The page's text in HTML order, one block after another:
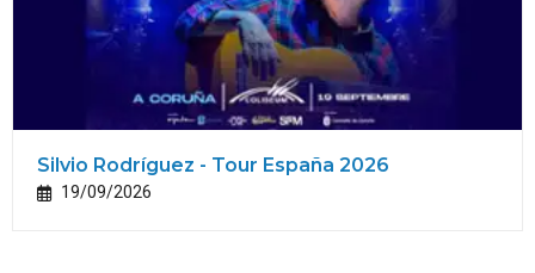
Silvio Rodríguez - Tour España 2026
19/09/2026